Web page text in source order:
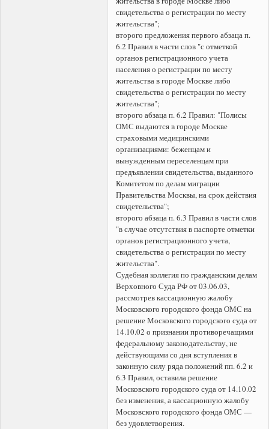
свидетельства о регистрации по месту
жительства";
второго предложения первого абзаца п.
6.2 Правил в части слов "с отметкой
органов регистрационного учета
населения о регистрации по месту
жительства в городе Москве либо
свидетельства о регистрации по месту
жительства";
второго абзаца п. 6.2 Правил: "Полисы
ОМС выдаются в городе Москве
страховыми медицинскими
организациями: беженцам и
вынужденным переселенцам при
предъявлении свидетельства, выданного
Комитетом по делам миграции
Правительства Москвы, на срок действия
свидетельства";
второго абзаца п. 6.3 Правил в части слов
"в случае отсутствия в паспорте отметки
органов регистрационного учета,
свидетельства о регистрации по месту
жительства".
Судебная коллегия по гражданским делам
Верховного Суда РФ от 03.06.03,
рассмотрев кассационную жалобу
Московского городского фонда ОМС на
решение Московского городского суда от
14.10.02 о признании противоречащими
федеральному законодательству, не
действующими со дня вступления в
законную силу ряда положений пп. 6.2 и
6.3 Правил, оставила решение
Московского городского суда от 14.10.02
без изменения, а кассационную жалобу
Московского городского фонда ОМС —
без удовлетворения.